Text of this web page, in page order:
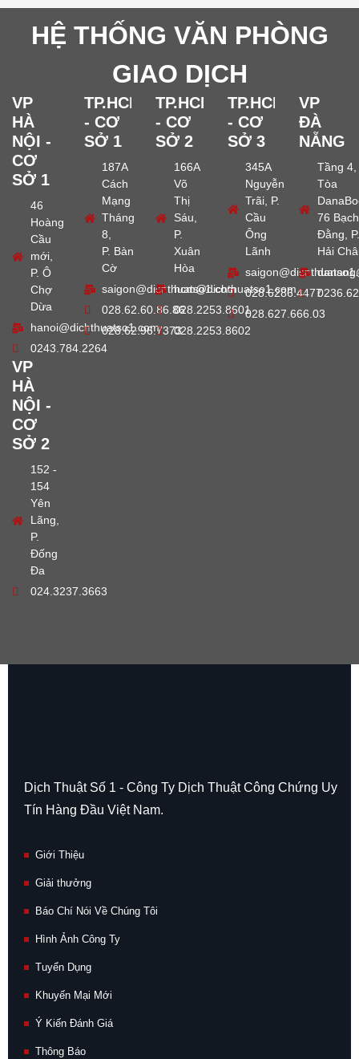
HỆ THỐNG VĂN PHÒNG
GIAO DỊCH
VP
HÀ
NỘI -
CƠ
SỞ 1
46
Hoàng
Cầu
mới,
P. Ô
Chợ
Dừa
hanoi@dichthuatso1.com
0243.784.2264
VP
HÀ
NỘI -
CƠ
SỞ 2
152 -
154
Yên
Lãng,
P.
Đống
Đa
024.3237.3663
TP.HCM
- CƠ
SỞ 1
187A
Cách
Mạng
Tháng
8,
P. Bàn
Cờ
saigon@dichthuatso1.com
028.62.60.86.86
028.62.96.7373
TP.HCM
- CƠ
SỞ 2
166A
Võ
Thị
Sáu,
P.
Xuân
Hòa
hcm@dichthuatso1.com
028.2253.8601
028.2253.8602
TP.HCM
- CƠ
SỞ 3
345A
Nguyễn
Trãi, P.
Cầu
Ông
Lãnh
028.6286.4477
028.627.666.03
VP
ĐÀ
NẴNG
Tầng 4,
Tòa
76 Bạch
Đằng, P.
Hải
Dịch Thuật Số 1 - Công Ty Dịch Thuật Công Chứng Uy
Tín Hàng Đầu Việt Nam.
Giới Thiệu
Giải thưởng
Báo Chí Nói Về Chúng Tôi
Hình Ảnh Công Ty
Tuyển Dụng
Khuyến Mại Mới
Ý Kiến Đánh Giá
Thông Báo